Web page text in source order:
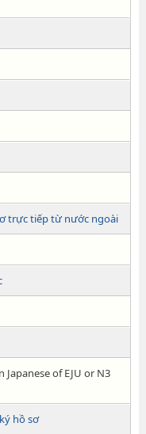
trực tiếp từ nước ngoài
of EJU or N3
hồ sơ